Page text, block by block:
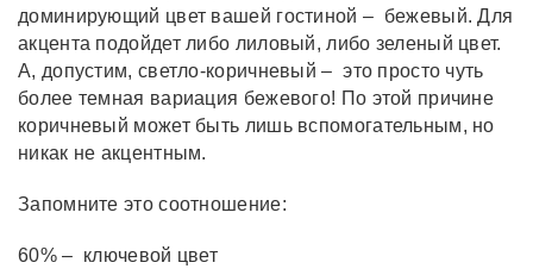
доминирующий цвет вашей гостиной – бежевый. Для
акцента подойдет либо лиловый, либо зеленый цвет.
А, допустим, светло-коричневый – это просто чуть
более темная вариация бежевого! По этой причине
коричневый может быть лишь вспомогательным, но
никак не акцентным.
Запомните это соотношение:
60% – ключевой цвет